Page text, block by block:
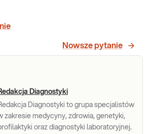
wyniku Morfologii krwi w
badaniu automatycznym.Nowsze pytanie
Diagnostyki
Diagnostyki to grupa specjalistów
zakresie medycyny, zdrowia, genetyki,
oraz diagnostyki laboratoryjnej.